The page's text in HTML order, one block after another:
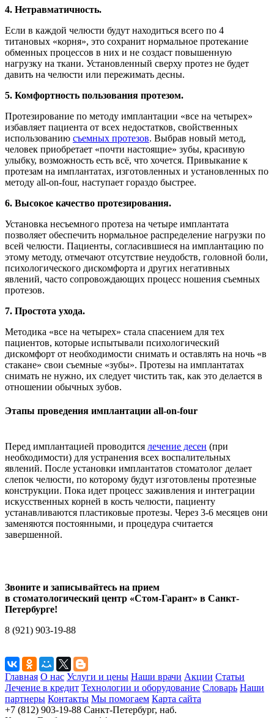
4. Нетравматичность.
Если в каждой челюсти будут находиться всего по 4
титановых «корня», это сохранит нормальное протекание
обменных процессов в них и не создаст повышенную
нагрузку на ткани. Установленный сверху протез не будет
давить на челюсти или пережимать десны.
5. Комфортность пользования протезом.
Протезирование по методу имплантации «все на четырех»
избавляет пациента от всех недостатков, свойственных
использованию съемных протезов. Выбрав новый метод,
человек приобретает «почти настоящие» зубы, красивую
улыбку, возможность есть всё, что хочется. Привыкание к
протезам на имплантатах, изготовленных и установленных по
методу all-on-four, наступает гораздо быстрее.
6. Высокое качество протезирования.
Установка несъемного протеза на четыре имплантата
позволяет обеспечить нормальное распределение нагрузки по
всей челюсти. Пациенты, согласившиеся на имплантацию по
этому методу, отмечают отсутствие неудобств, головной боли,
психологического дискомфорта и других негативных
явлений, часто сопровождающих процесс ношения съемных
протезов.
7. Простота ухода.
Методика «все на четырех» стала спасением для тех
пациентов, которые испытывали психологический
дискомфорт от необходимости снимать и оставлять на ночь «в
стакане» свои съемные «зубы». Протезы на имплантатах
снимать не нужно, их следует чистить так, как это делается в
отношении обычных зубов.
Этапы проведения имплантации all-on-four
Перед имплантацией проводится лечение десен (при
необходимости) для устранения всех воспалительных
явлений. После установки имплантатов стоматолог делает
слепок челюсти, по которому будут изготовлены протезные
конструкции. Пока идет процесс заживления и интеграции
искусственных корней в кость челюсти, пациенту
устанавливаются пластиковые протезы. Через 3-6 месяцев они
заменяются постоянными, и процедура считается
завершенной.
Звоните и записывайтесь на прием
в стоматологический центр «Стом-Гарант» в Санкт-
Петербурге!
8 (921) 903-19-88
Главная О нас Услуги и цены Наши врачи Акции Статьи
Лечение в кредит Технологии и оборудование Словарь Наши
партнеры Контакты Мы помогаем Карта сайта
+7 (812) 903-19-88 Санкт-Петербург, наб.